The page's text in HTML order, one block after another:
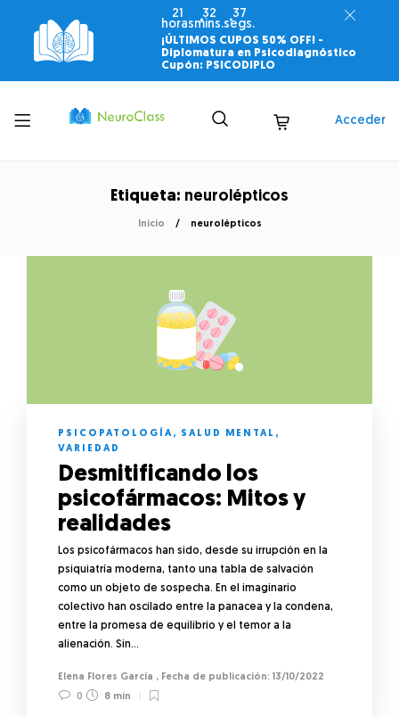
21
horas
32
mins.
37
segs.
¡ÚLTIMOS CUPOS 50% OFF! -
Diplomatura en Psicodiagnóstico
Cupón: PSICODIPLO
Toggle
menu
Acceder
Etiqueta: neurolépticos
Inicio neurolépticos
PSICOPATOLOGÍA, SALUD MENTAL ,
VARIEDAD
Desmitificando los
psicofármacos: Mitos y
realidades
Los psicofármacos han sido, desde su irrupción en la
psiquiatría moderna, tanto una tabla de salvación
como un objeto de sospecha. En el imaginario
colectivo han oscilado entre la panacea y la condena,
entre la promesa de equilibrio y el temor a la
alienación. Sin…
Elena Flores García ,
13/10/2022
0
8 min